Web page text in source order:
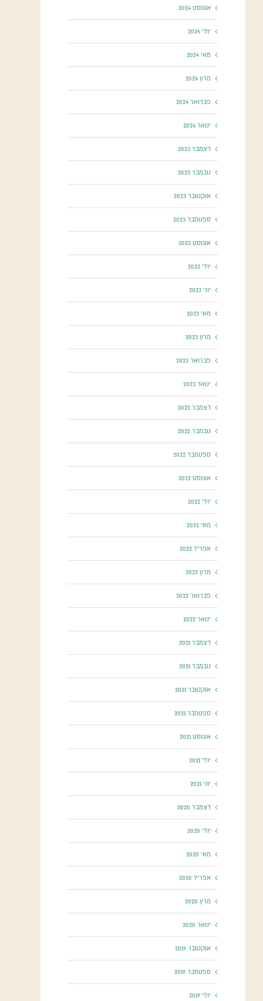
אוגוסט 2024
יולי 2024
מאי 2024
מרץ 2024
פברואר 2024
ינואר 2024
דצמבר 2023
נובמבר 2023
אוקטובר 2023
ספטמבר 2023
אוגוסט 2023
יולי 2023
יוני 2023
מאי 2023
מרץ 2023
פברואר 2023
ינואר 2023
דצמבר 2022
נובמבר 2022
ספטמבר 2022
אוגוסט 2022
יולי 2022
מאי 2022
אפריל 2022
מרץ 2022
פברואר 2022
ינואר 2022
דצמבר 2021
נובמבר 2021
אוקטובר 2021
ספטמבר 2021
אוגוסט 2021
יולי 2021
יוני 2021
דצמבר 2020
יולי 2020
מאי 2020
אפריל 2020
מרץ 2020
ינואר 2020
אוקטובר 2019
ספטמבר 2019
יולי 2019